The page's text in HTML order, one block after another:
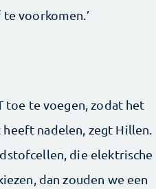
voorkomen.’
toe te voegen, zodat het
nadelen, zegt Hillen.
die elektrische
dan zouden we een